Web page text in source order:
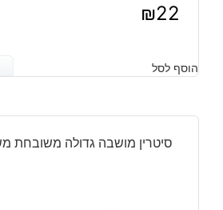
₪22
הוסף לסל
סיטרין מושבה גדולה משובחת משקל: